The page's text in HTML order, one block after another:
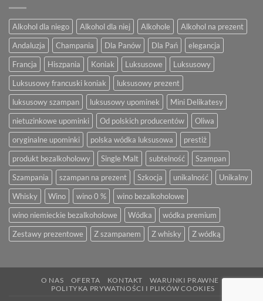
Alkohol dla niego Alkohol dla niej Alkohole
Alkohol na prezent
Andaluzja
Champania Dla Panów Dla Pań
elegancja
Francja
Hiszpania Koniak Luksusowe
Luksusowy
Luksusowy francuski koniak
luksusowy prezent
luksusowy szampan
luksusowy upominek
Mini Delikatesy
nietuzinkowe upominki
Od polskich producentów
Oliwa
oryginalne upominki
polska wódka luksusowa
prestiż
produkt bezalkoholowy
Single Malt subtelność
Szampan
Szampania
szampan na prezent Szkocja unikalność
Unikalny
Whisky
Wino wino 0 %
wino bezalkoholowe
wino niemieckie bezalkoholowe
Wódka
wódka premium
Zestawy prezentowe
Z szampanem Z whisky Z wódką
O NAS OFERTA KONTAKT
WARUNKI PRAWNE
POLITYKA PRYWATNOŚCI I PLIKÓW COOKIES